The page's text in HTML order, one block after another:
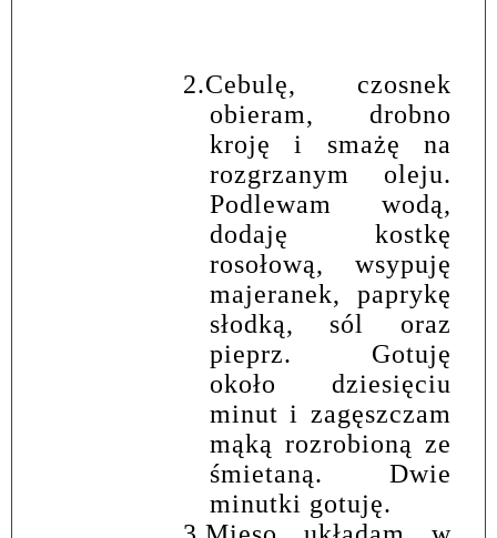
2.Cebulę, czosnek
obieram, drobno
kroję i smażę na
rozgrzanym oleju.
Podlewam wodą,
dodaję kostkę
rosołową, wsypuję
majeranek, paprykę
słodką, sól oraz
pieprz. Gotuję
około dziesięciu
minut i zagęszczam
mąką rozrobioną ze
śmietaną. Dwie
minutki gotuję.